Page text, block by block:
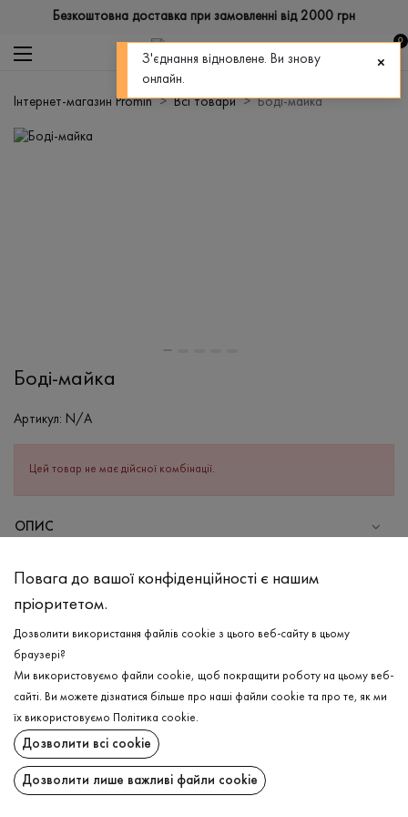
Безкоштовна доставка при замовленні від 2000 грн
0
Інтернет-магазин Promin Всі товари Боді-майка
Боді-майка
Артикул: N/A
Цей товар не має дійсної комбінації.
ОПИС
Бавовна - 95%, Еластан - 5%
Прання в холодній воді (до 30 ° C)
Відбілювання заборонено
Прасувати при середній температурі
Щадний віджим і сушка
Щадна хімчистка
ДОСТАВКА
ПОВЕРНЕННЯ
Повага до вашої конфіденційності є нашим
пріоритетом.
Дозволити використання файлів cookie з цього веб-сайту в цьому
браузері?
Ми використовуємо файли cookie, щоб покращити роботу на цьому веб-
сайті. Ви можете дізнатися більше про наші файли cookie та про те, як ми
їх використовуємо
Політика cookie.
Дозволити всі cookie
Дозволити лише важливі файли cookie
З'єднання відновлене. Ви знову
онлайн.